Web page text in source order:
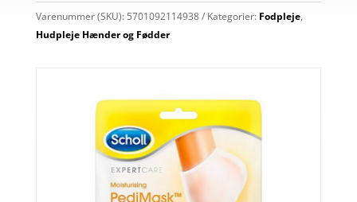
Varenummer (SKU): 5701092114938 Kategorier: Fodpleje,
Hudpleje Hænder og Fødder